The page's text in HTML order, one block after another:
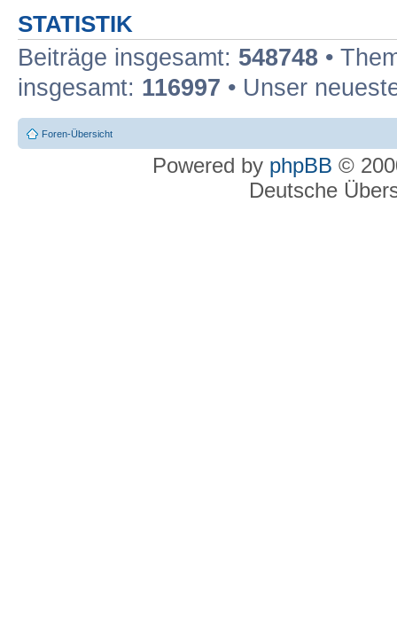
STATISTIK
Beiträge insgesamt: 548748 •
insgesamt: 116997 • Unser
Foren-Übersicht
Powered by phpBB ©
Deutsche